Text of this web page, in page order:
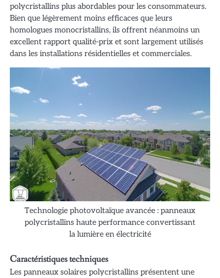
polycristallins plus abordables pour les consommateurs.
Bien que légèrement moins efficaces que leurs
homologues monocristallins, ils offrent néanmoins un
excellent rapport qualité-prix et sont largement utilisés
dans les installations résidentielles et commerciales.
Technologie photovoltaïque avancée : panneaux
polycristallins haute performance convertissant
la lumière en électricité
Caractéristiques techniques
Les panneaux solaires polycristallins présentent une